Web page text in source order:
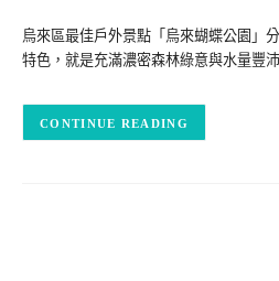
烏來區最佳戶外景點「烏來蝴蝶公園」
特色，就是充滿濃密森林綠意與水量豐
CONTINUE READING